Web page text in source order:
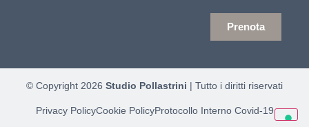
Prenota
© Copyright 2026 Studio Pollastrini | Tutto i diritti riservati
Privacy PolicyCookie PolicyProtocollo Interno Covid-19